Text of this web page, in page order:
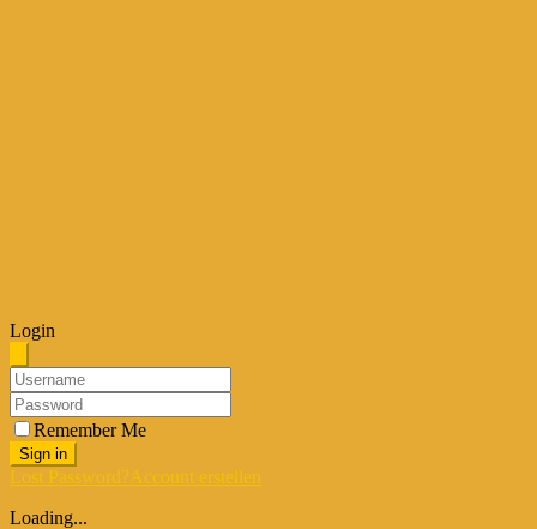
Login
Remember Me
Sign in
Lost Password?Account erstellen
Loading...